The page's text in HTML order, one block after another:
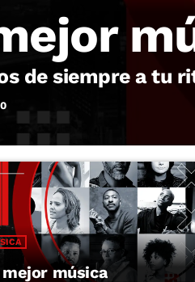
de siempre a tu
mejor música